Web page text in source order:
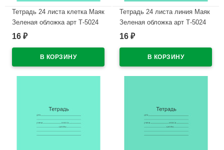
Тетрадь 24 листа клетка Маяк
Зеленая обложка арт Т-5024
Т2 ЗЕЛ 5Г
16 ₽
Тетрадь 24 листа линия Маяк
Зеленая обложка арт Т-5024
Т2 ЗЕЛ 1Г
16 ₽